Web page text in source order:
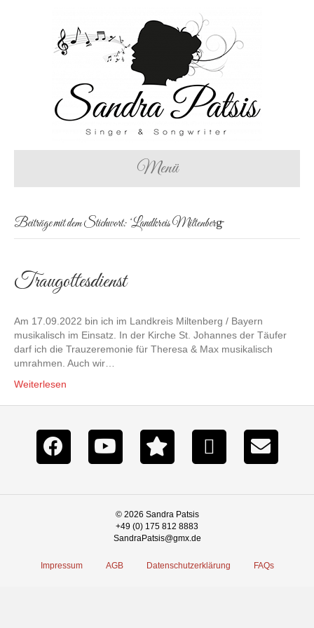
Menü
Beiträge mit dem Stichwort: ‘Landkreis Miltenberg̵
Traugottesdienst
Am 17.09.2022 bin ich im Landkreis Miltenberg / Bayern
musikalisch im Einsatz. In der Kirche St. Johannes der Täufer
darf ich die Trauzeremonie für Theresa & Max musikalisch
umrahmen. Auch wir…
Weiterlesen
© 2026 Sandra Patsis
+49 (0) 175 812 8883
SandraPatsis@gmx.de
Impressum AGB Datenschutzerklärung FAQs